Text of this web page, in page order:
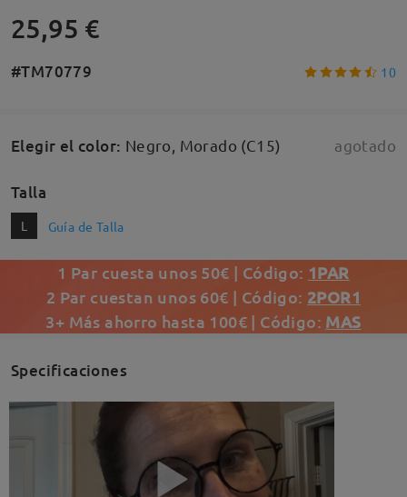
25,95 €
#TM70779 10
Elegir el color: Negro, Morado (C15) agotado
Talla
L Guía de Talla
1 Par cuesta unos 50€ | Código: 1PAR
2 Par cuestan unos 60€ | Código: 2POR1
3+ Más ahorro hasta 100€ | Código: MAS
Specificaciones